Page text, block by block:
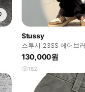
Stussy
스투시 23SS 에어브
팬츠
130,000원
162